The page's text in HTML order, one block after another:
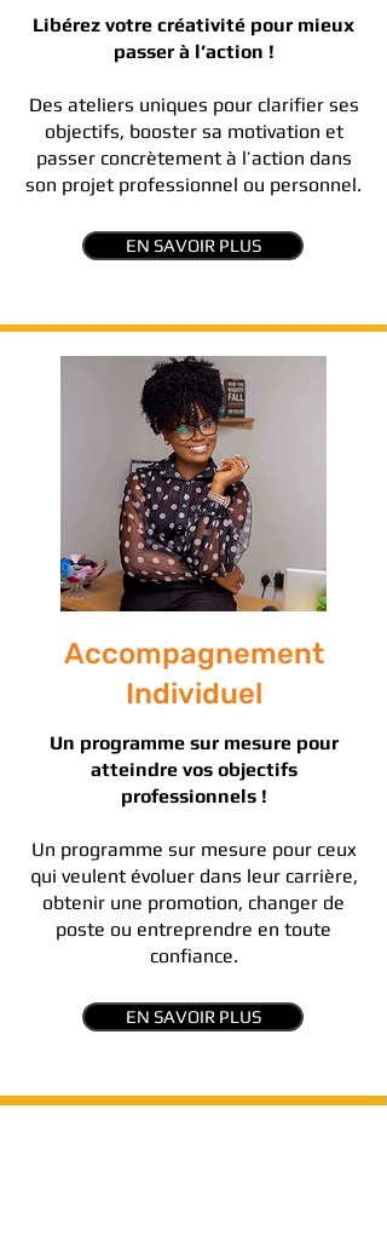
Libérez votre créativité pour mieux
passer à l’action !
Des ateliers uniques pour clarifier ses
objectifs, booster sa motivation et
passer concrètement à l’action dans
son projet professionnel ou personnel.
EN SAVOIR PLUS
Accompagnement
Individuel
Un programme sur mesure pour
atteindre vos objectifs
professionnels !
Un programme sur mesure pour ceux
qui veulent évoluer dans leur carrière,
obtenir une promotion, changer de
poste ou entreprendre en toute
confiance.
EN SAVOIR PLUS